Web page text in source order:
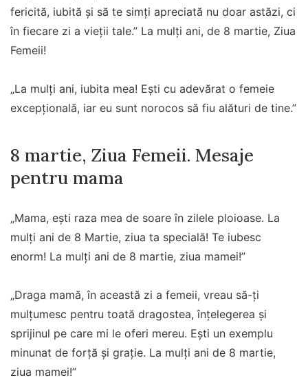
fericită, iubită și să te simți apreciată nu doar astăzi, ci
în fiecare zi a vieții tale.” La mulţi ani, de 8 martie, Ziua
Femeii!
„La mulți ani, iubita mea! Ești cu adevărat o femeie
excepțională, iar eu sunt norocos să fiu alături de tine.”
8 martie, Ziua Femeii. Mesaje
pentru mama
„Mama, ești raza mea de soare în zilele ploioase. La
mulți ani de 8 Martie, ziua ta specială! Te iubesc
enorm! La mulţi ani de 8 martie, ziua mamei!”
„Draga mamă, în această zi a femeii, vreau să-ți
mulțumesc pentru toată dragostea, înțelegerea și
sprijinul pe care mi le oferi mereu. Ești un exemplu
minunat de forță și grație. La mulți ani de 8 martie,
ziua mamei!”